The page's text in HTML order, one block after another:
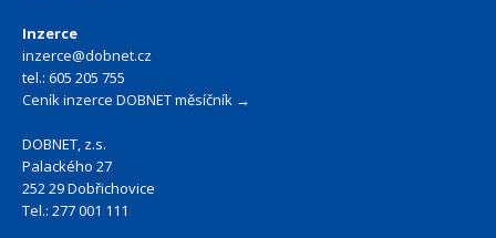
Inzerce
inzerce@dobnet.cz
tel.: 605 205 755
Ceník inzerce DOBNET měsíčník →
DOBNET, z.s.
Palackého 27
252 29 Dobřichovice
Tel.: 277 001 111